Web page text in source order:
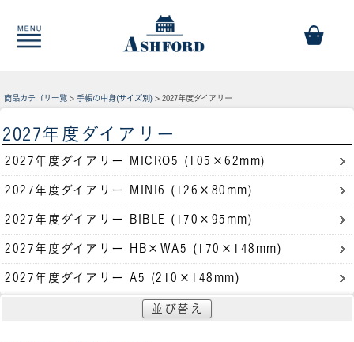
商品カテゴリ一覧 > 手帳の中身(サイズ別) > 2027年度ダイアリー
2027年度ダイアリー
2027年度ダイアリー MICRO5 (105×62mm)
2027年度ダイアリー MINI6 (126×80mm)
2027年度ダイアリー BIBLE (170×95mm)
2027年度ダイアリー HB×WA5 (170×148mm)
2027年度ダイアリー A5 (210×148mm)
並び替え